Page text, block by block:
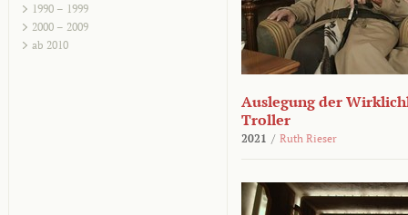
1990 – 1999
2000 – 2009
ab 2010
Auslegung der
Troller
2021 / Ruth Rieser